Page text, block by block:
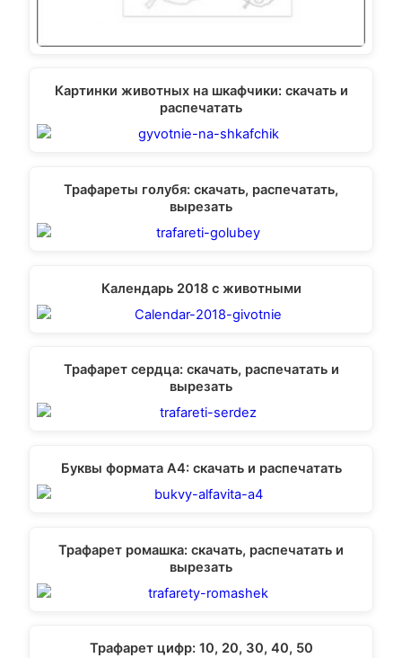
Картинки животных на шкафчики: скачать и
распечатать
Трафареты голубя: скачать, распечатать,
вырезать
Календарь 2018 с животными
Трафарет сердца: скачать, распечатать и
вырезать
Буквы формата А4: скачать и распечатать
Трафарет ромашка: скачать, распечатать и
вырезать
Трафарет цифр: 10, 20, 30, 40, 50